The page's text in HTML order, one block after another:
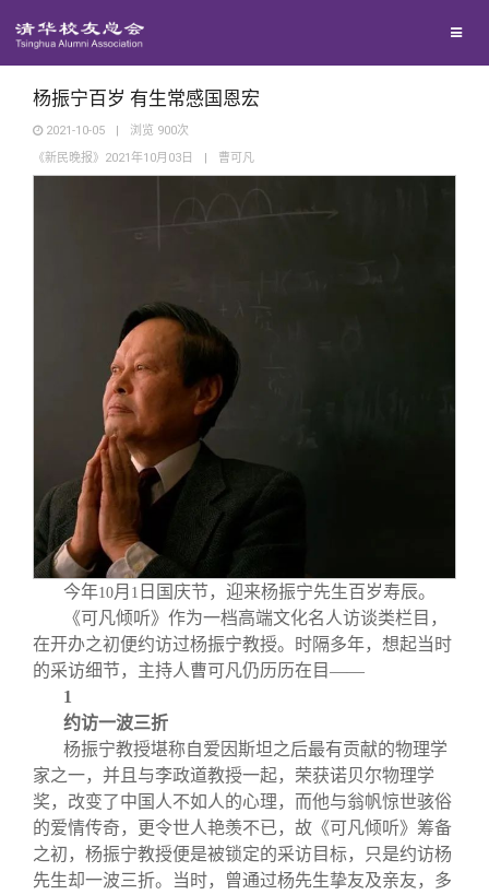
西南联大校友会
义工计划
新媒体平台
青春风采
校友文苑
校友讲坛
校友服务
终身学习
信息化服务
实用信息
校友总会
总会简介
总会章程
制度法规
联系我们
关闭
杨振宁百岁 有生常感国恩宏
2021-10-05 | 浏览 900次
《新民晚报》2021年10月03日
| 曹可凡
今年10月 1 日国庆节，迎来杨振宁先生百岁寿辰。
《可凡倾听》作为一档高端文化名人访谈类栏目，
在开办之初便约访过杨振宁教授。时隔多年，想起当时
的采访细节，主持人曹可凡仍历历在目——
1
约访一波三折
杨振宁教授堪称自爱因斯坦之后最有贡献的物理学
家之一，并且与李政道教授一起，荣获诺贝尔物理学
奖，改变了中国人不如人的心理，而他与翁帆惊世骇俗
的爱情传奇，更令世人艳羡不已，故《可凡倾听》筹备
之初，杨振宁教授便是被锁定的采访目标，只是约访杨
先生却一波三折。当时，曾通过杨先生挚友及亲友，多